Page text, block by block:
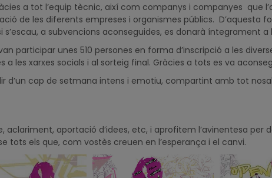
a tot l’equip tècnic, així com companys i companyes que
de les diferents empreses i organismes públics. D’aquesta
a subvencions aconseguides, es donarà íntegrament a
participar unes 510 persones en forma d’inscripció a les
les xarxes socials i al sorteig final. Gràcies a tots es va
d’un cap de setmana intens i emotiu, compartint amb tot
aclariment, aportació d’idees, etc, i aprofitem l’avinentesa
tots els que, com vostès creuen en l’esperança i el canvi.